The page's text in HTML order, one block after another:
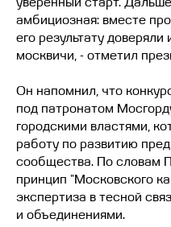
уверенный старт.
амбициозная: вместе
его результату доверяли
москвичи, - отметил
Он напомнил, что
под патронатом
городскими властями,
работу по развитию
сообщества. По словам
принцип "Московского
экспертиза в тесной
и объединениями.